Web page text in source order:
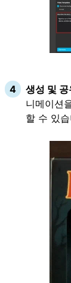
생성 및 공
니메이션
할 수 있